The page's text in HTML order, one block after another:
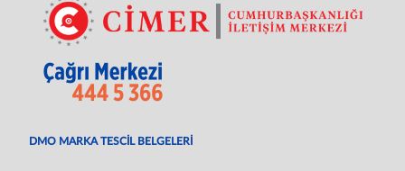
DMO MARKA TESCİL BELGELERİ